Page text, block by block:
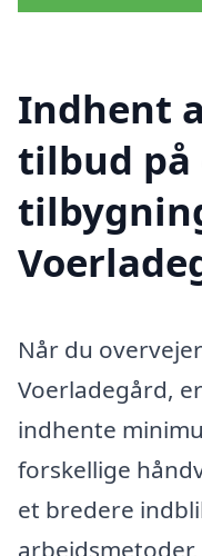
Indhent
tilbud på
Når du
Voerladegård,
indhente
forskellige
et bredere